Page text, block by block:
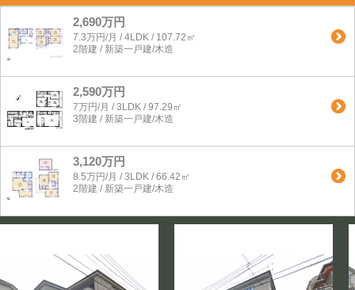
2,690万円
7.3万円/月 / 4LDK / 107.72㎡
2階建 / 新築一戸建/木造
2,590万円
7万円/月 / 3LDK / 97.29㎡
3階建 / 新築一戸建/木造
3,120万円
8.5万円/月 / 3LDK / 66.42㎡
2階建 / 新築一戸建/木造